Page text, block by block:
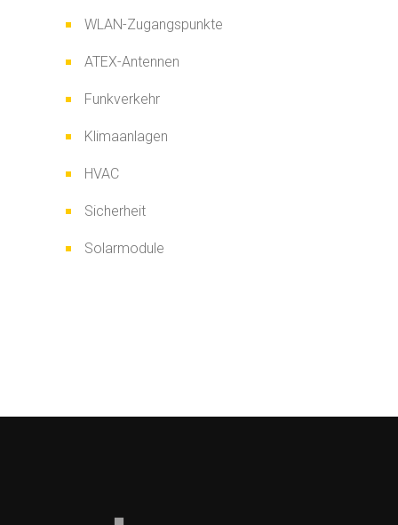
WLAN-Zugangspunkte
ATEX-Antennen
Funkverkehr
Klimaanlagen
HVAC
Sicherheit
Solarmodule